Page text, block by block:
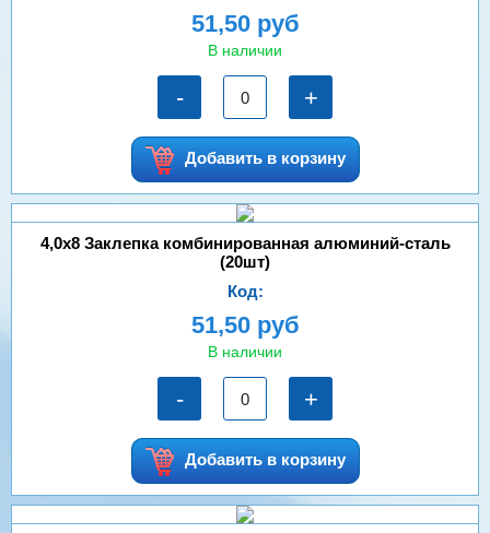
51,50 руб
В наличии
- +
Добавить в корзину
4,0х8 Заклепка комбинированная алюминий-сталь
(20шт)
Код:
51,50 руб
В наличии
- +
Добавить в корзину